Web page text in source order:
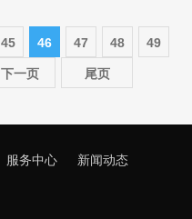
45 46 47 48 49
下一页 尾页
服务中心 新闻动态